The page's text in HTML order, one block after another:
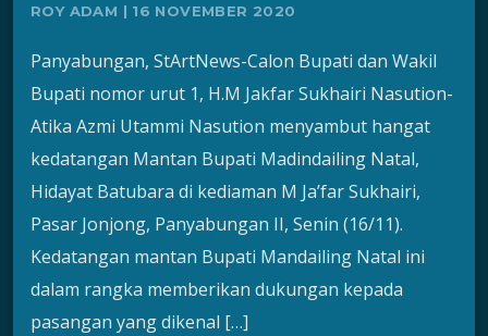
ROY ADAM | 16 NOVEMBER 2020
Panyabungan, StArtNews-Calon Bupati dan Wakil
Bupati nomor urut 1, H.M Jakfar Sukhairi Nasution-
Atika Azmi Utammi Nasution menyambut hangat
kedatangan Mantan Bupati Madindailing Natal,
Hidayat Batubara di kediaman M Ja’far Sukhairi,
Pasar Jonjong, Panyabungan II, Senin (16/11).
Kedatangan mantan Bupati Mandailing Natal ini
dalam rangka memberikan dukungan kepada
pasangan yang dikenal […]